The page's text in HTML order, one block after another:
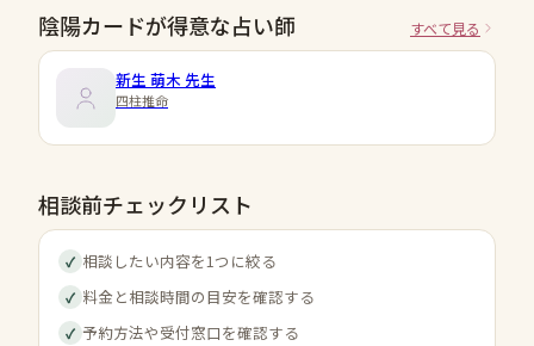
陰陽カードが得意な占い師 すべて見る
新生 萌木 先生
四柱推命
相談前チェックリスト
✓ 相談したい内容を1つに絞る
✓ 料金と相談時間の目安を確認する
✓ 予約方法や受付窓口を確認する